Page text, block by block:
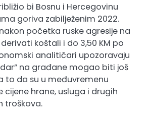
bi Bosnu i Hercegovinu
goriva zabilježenim 2022.
početka ruske agresije na
koštali i do 3,50 KM po
analitičari upozoravaju
na građane mogao biti još
to da su u međuvremenu
cijene hrane, usluga i drugih
troškova.